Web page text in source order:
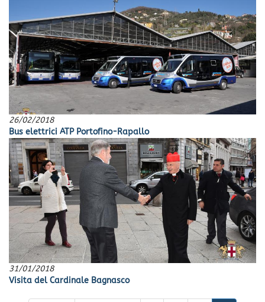
26/02/2018
Bus elettrici ATP Portofino-Rapallo
31/01/2018
Visita del Cardinale Bagnasco